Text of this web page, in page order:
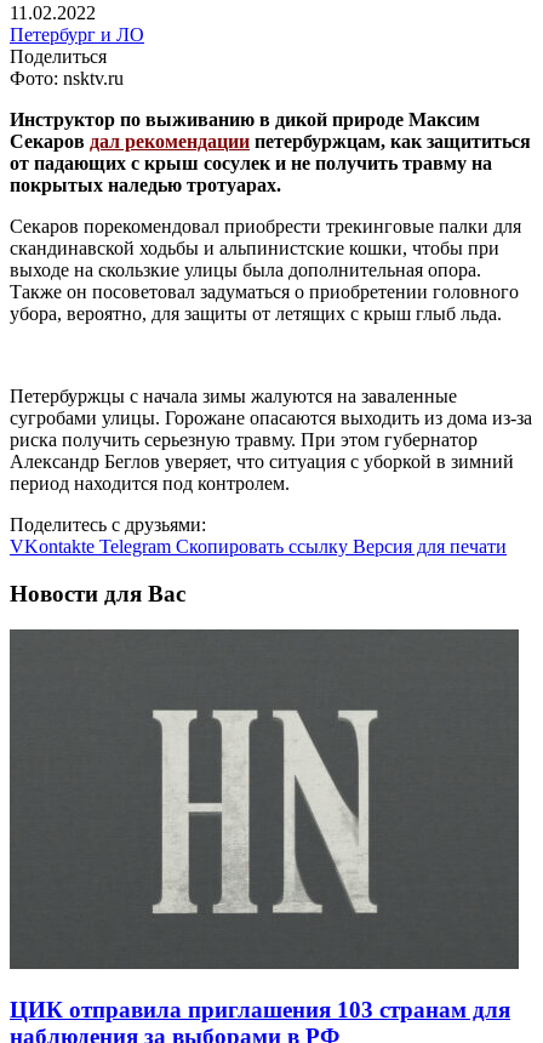
11.02.2022
Петербург и ЛО
Поделиться
Фото: nsktv.ru
Инструктор по выживанию в дикой природе Максим
Секаров дал рекомендации петербуржцам, как защититься
от падающих с крыш сосулек и не получить травму на
покрытых наледью тротуарах.
Секаров порекомендовал приобрести трекинговые палки для
скандинавской ходьбы и альпинистские кошки, чтобы при
выходе на скользкие улицы была дополнительная опора.
Также он посоветовал задуматься о приобретении головного
убора, вероятно, для защиты от летящих с крыш глыб льда.
Петербуржцы с начала зимы жалуются на заваленные
сугробами улицы. Горожане опасаются выходить из дома из-за
риска получить серьезную травму. При этом губернатор
Александр Беглов уверяет, что ситуация с уборкой в зимний
период находится под контролем.
Поделитесь с друзьями:
VKontakte Telegram Скопировать ссылку Версия для печати
Новости для Вас
ЦИК отправила приглашения 103 странам для
наблюдения за выборами в РФ